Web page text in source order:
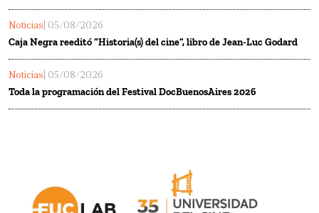
Noticias | 05/08/2026
Caja Negra reeditó “Historia(s) del cine”, libro de Jean-Luc Godard
Noticias | 05/08/2026
Toda la programación del Festival DocBuenosAires 2026